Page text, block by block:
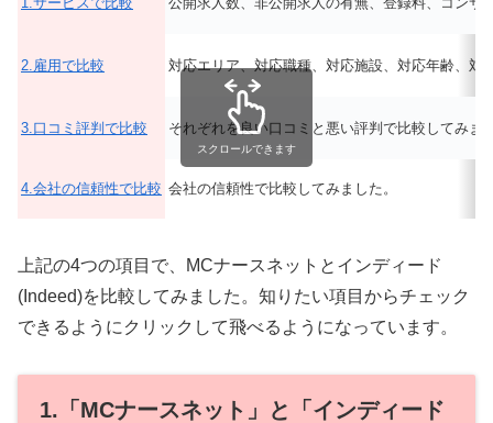
2.雇用で比較 対応エリア、対応職種、対応施設、対応年齢、
3.口コミ評判で比較 それぞれを良い口コミと悪い評判で比較してみま
4.会社の信頼性で比較 会社の信頼性で比較してみました。
スクロールできます
上記の4つの項目で、MCナースネットとインディード
(Indeed)を比較してみました。知りたい項目からチェック
できるようにクリックして飛べるようになっています。
1.「MCナースネット」と「インディード